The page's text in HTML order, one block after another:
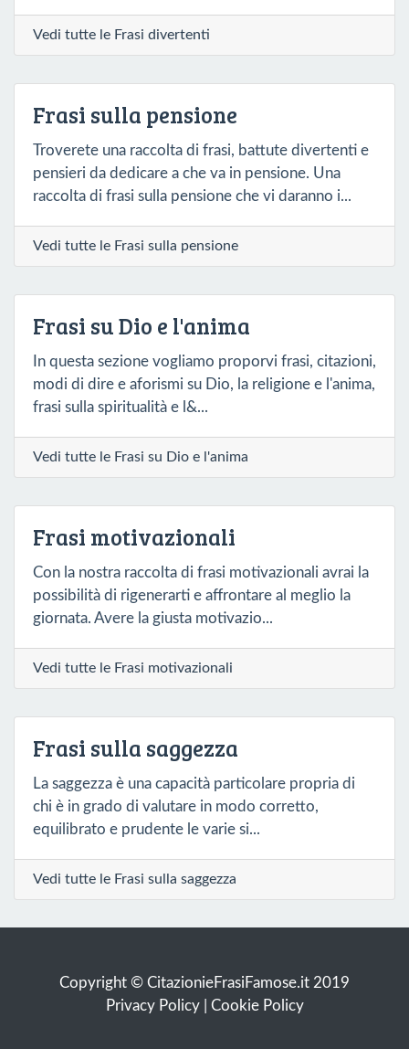
Vedi tutte le Frasi divertenti
Frasi sulla pensione
Troverete una raccolta di frasi, battute divertenti e
pensieri da dedicare a che va in pensione. Una
raccolta di frasi sulla pensione che vi daranno i...
Vedi tutte le Frasi sulla pensione
Frasi su Dio e l'anima
In questa sezione vogliamo proporvi frasi, citazioni,
modi di dire e aforismi su Dio, la religione e l'anima,
frasi sulla spiritualità e l&...
Vedi tutte le Frasi su Dio e l'anima
Frasi motivazionali
Con la nostra raccolta di frasi motivazionali avrai la
possibilità di rigenerarti e affrontare al meglio la
giornata. Avere la giusta motivazio...
Vedi tutte le Frasi motivazionali
Frasi sulla saggezza
La saggezza è una capacità particolare propria di
chi è in grado di valutare in modo corretto,
equilibrato e prudente le varie si...
Vedi tutte le Frasi sulla saggezza
Copyright © CitazionieFrasiFamose.it 2019
Privacy Policy| Cookie Policy